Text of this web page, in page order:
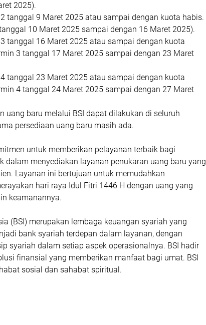
2025).
tanggal 9 Maret 2025 atau sampai dengan kuota habis.
10 Maret 2025 sampai dengan 16 Maret 2025).
tanggal 16 Maret 2025 atau sampai dengan kuota
3 tanggal 17 Maret 2025 sampai dengan 23 Maret
tanggal 23 Maret 2025 atau sampai dengan kuota
4 tanggal 24 Maret 2025 sampai dengan 27 Maret
uang baru melalui BSI dapat dilakukan di seluruh
persediaan uang baru masih ada.
untuk memberikan pelayanan terbaik bagi
dalam menyediakan layanan penukaran uang baru yang
Layanan ini bertujuan untuk memudahkan
hari raya Idul Fitri 1446 H dengan uang yang
keamanannya.
(BSI) merupakan lembaga keuangan syariah yang
bank syariah terdepan dalam layanan, dengan
syariah dalam setiap aspek operasionalnya. BSI hadir
finansial yang memberikan manfaat bagi umat. BSI
sosial dan sahabat spiritual.